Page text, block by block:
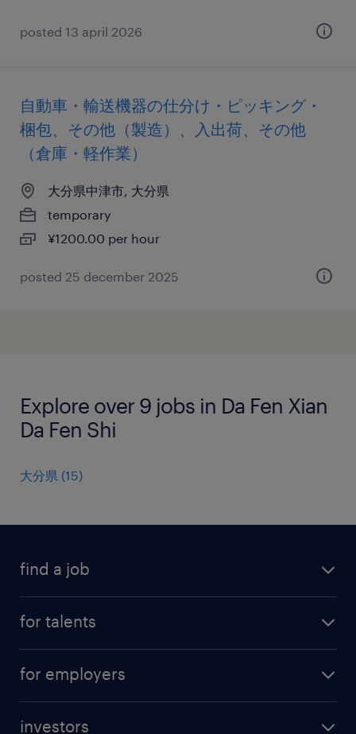
posted 13 april 2026
自動車・輸送機器の仕分け・ピッキング・
梱包、その他（製造）、入出荷、その他
（倉庫・軽作業）
大分県中津市, 大分県
temporary
¥1200.00 per hour
posted 25 december 2025
Explore over 9 jobs in Da Fen Xian
Da Fen Shi
大分県 (15)
find a job
for talents
professional career
for employers
investors